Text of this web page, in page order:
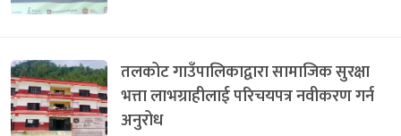
तलकोट गाउँपालिकाद्वारा सामाजिक सुरक्षा
भत्ता लाभग्राहीलाई परिचयपत्र नवीकरण गर्न
अनुरोध